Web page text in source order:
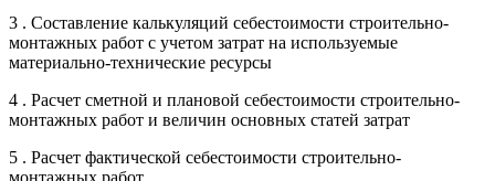
3 . Составление калькуляций себестоимости строительно-
монтажных работ с учетом затрат на используемые
материально-технические ресурсы
4 . Расчет сметной и плановой себестоимости строительно-
монтажных работ и величин основных статей затрат
5 . Расчет фактической себестоимости строительно-
монтажных работ